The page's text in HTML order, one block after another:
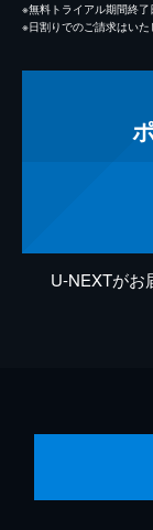
※無料トライアル期間終了
※日割りでのご請求はいた
U-NEXTがお